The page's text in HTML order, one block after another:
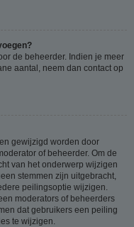
de beheerder. Indien je meer
aantal, neem dan contact op
gewijzigd worden door
of beheerder. Om de
van het onderwerp wijzigen
stemmen zijn uitgebracht,
peilingsoptie wijzigen.
moderators of beheerders
dat gebruikers een peiling
te wijzigen.